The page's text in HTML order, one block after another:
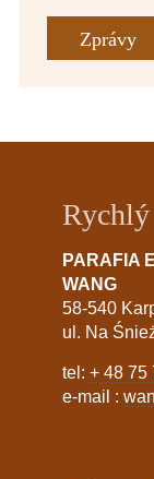
Zprávy
PARAFIA
WANG
58-540
ul. Na
tel: + 48 75
e-mail :